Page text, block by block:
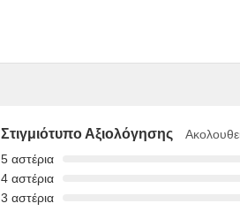
Στιγμιότυπο Αξιολόγησης
5 αστέρια
4 αστέρια
3 αστέρια